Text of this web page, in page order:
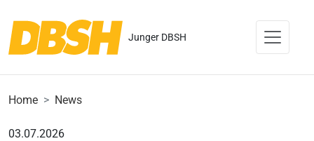
Junger DBSH
Home News
03.07.2026